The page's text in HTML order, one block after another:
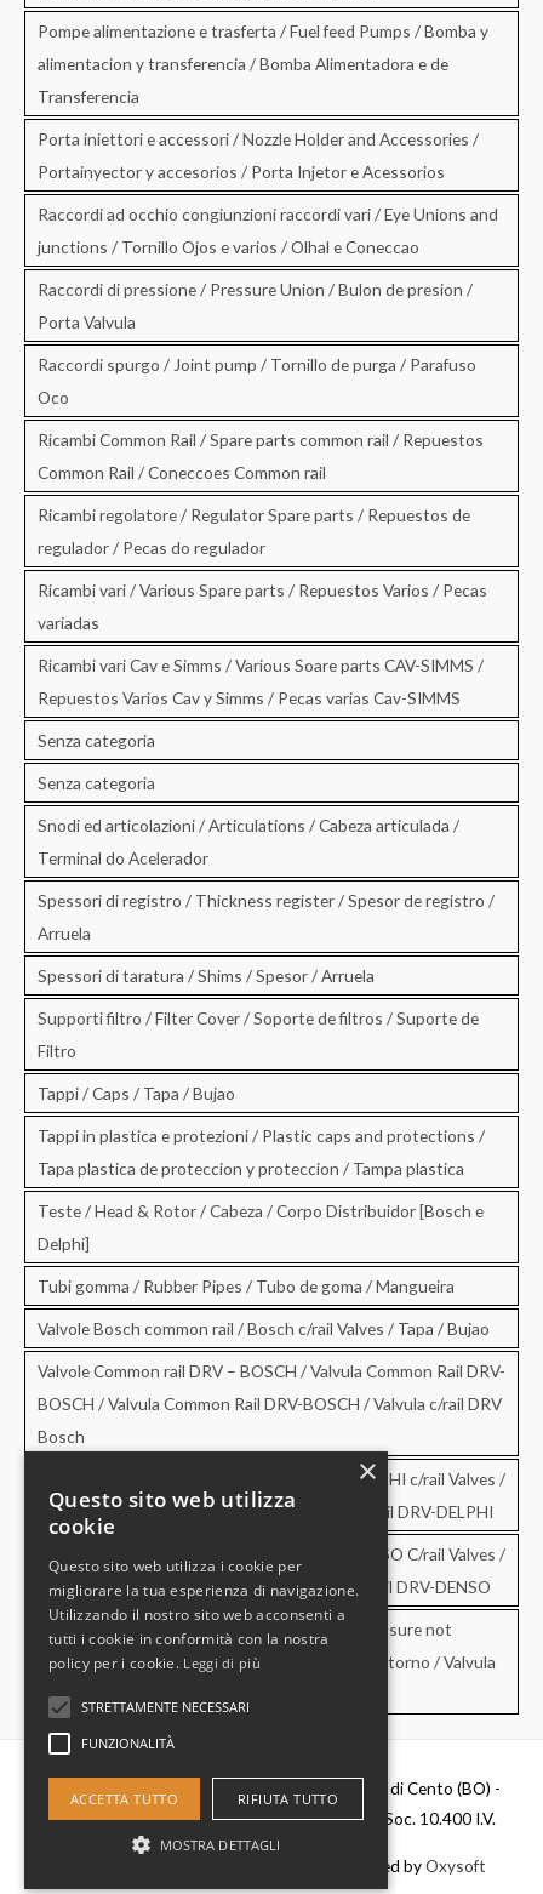
Pompe alimentazione e trasferta / Fuel feed Pumps / Bomba y
alimentacion y transferencia / Bomba Alimentadora e de
Transferencia
Porta iniettori e accessori / Nozzle Holder and Accessories /
Portainyector y accesorios / Porta Injetor e Acessorios
Raccordi ad occhio congiunzioni raccordi vari / Eye Unions and
junctions / Tornillo Ojos e varios / Olhal e Coneccao
Raccordi di pressione / Pressure Union / Bulon de presion /
Porta Valvula
Raccordi spurgo / Joint pump / Tornillo de purga / Parafuso
Oco
Ricambi Common Rail / Spare parts common rail / Repuestos
Common Rail / Coneccoes Common rail
Ricambi regolatore / Regulator Spare parts / Repuestos de
regulador / Pecas do regulador
Ricambi vari / Various Spare parts / Repuestos Varios / Pecas
variadas
Ricambi vari Cav e Simms / Various Soare parts CAV-SIMMS /
Repuestos Varios Cav y Simms / Pecas varias Cav-SIMMS
Senza categoria
Senza categoria
Snodi ed articolazioni / Articulations / Cabeza articulada /
Terminal do Acelerador
Spessori di registro / Thickness register / Spesor de registro /
Arruela
Spessori di taratura / Shims / Spesor / Arruela
Supporti filtro / Filter Cover / Soporte de filtros / Suporte de
Filtro
Tappi / Caps / Tapa / Bujao
Tappi in plastica e protezioni / Plastic caps and protections /
Tapa plastica de proteccion y proteccion / Tampa plastica
Teste / Head & Rotor / Cabeza / Corpo Distribuidor [Bosch e
Delphi]
Tubi gomma / Rubber Pipes / Tubo de goma / Mangueira
Valvole Bosch common rail / Bosch c/rail Valves / Tapa / Bujao
Valvole Common rail DRV – BOSCH / Valvula Common Rail DRV-
BOSCH / Valvula Common Rail DRV-BOSCH / Valvula c/rail DRV
Bosch
Valvole Common rail DRV – DELPHI / DRV-DELPHI c/rail Valves /
Valvula Common Rail DRV-DELPHI / Valvula c/rail DRV-DELPHI
Valvole Common rail DRV – DENSO / DRV-DENSO C/rail Valves /
Valvula Common Rail DRV-DENSO / Valvula c/rail DRV-DENSO
Valvole di sovrapressione e di non ritorno / Pressure not
retourn Valves / Valvula de sobrepresion y no retorno / Valvula
de pressao e no retorno
Diesel Parts Srl - Via Del Fosso,2 40066 - Pieve di Cento (BO) -
P.IVA 00637481201 - C.F. 0356411037 - Cap. Soc. 10.400 I.V.
- Powered byOxysoft
×
Questo sito web utilizza
cookie
Questo sito web utilizza i cookie per
migliorare la tua esperienza di navigazione.
Utilizzando il nostro sito web acconsenti a
tutti i cookie in conformità con la nostra
policy per i cookie. Leggi di più
STRETTAMENTE NECESSARI
FUNZIONALITÀ
ACCETTA TUTTO RIFIUTA TUTTO
MOSTRA DETTAGLI